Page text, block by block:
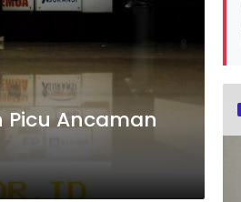
Picu Ancaman